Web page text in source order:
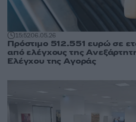
15:5206.05.26
Πρόστιμο 512.551 ευρώ σε
από ελέγχους της
Ελέγχου της Αγοράς